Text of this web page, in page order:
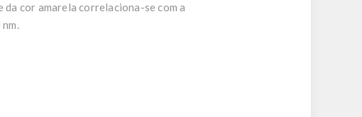
cor amarela correlaciona-se com a